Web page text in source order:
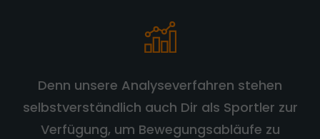
Denn unsere Analyseverfahren stehen
selbstverständlich auch Dir als Sportler zur
Verfügung, um Bewegungsabläufe zu